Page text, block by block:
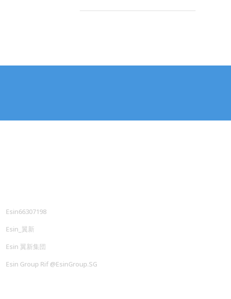
Esin66307198
Esin_翼新
Esin 翼新集団
Esin Group Rif @EsinGroup.SG